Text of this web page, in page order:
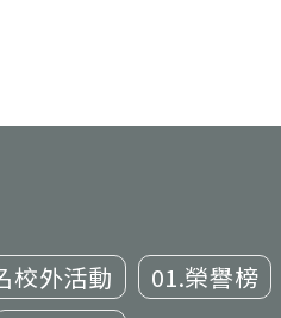
校外活動 01.榮譽榜